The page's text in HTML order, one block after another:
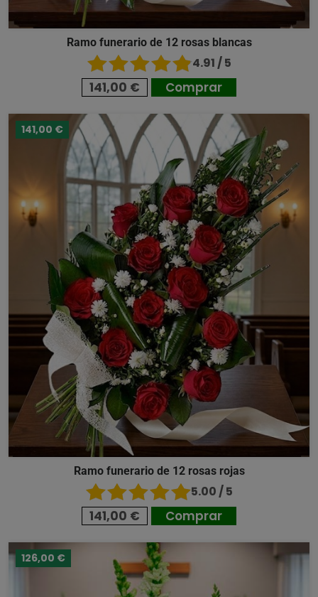
Ramo funerario de 12 rosas blancas
4.91 / 5
141,00 € Comprar
141,00 €
Ramo funerario de 12 rosas rojas
5.00 / 5
141,00 € Comprar
126,00 €